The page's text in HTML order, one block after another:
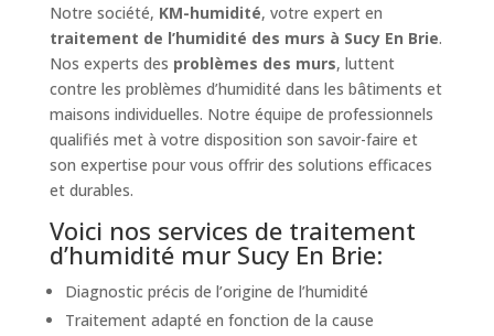
Notre société, KM-humidité, votre expert en
traitement de l’humidité des murs à Sucy En Brie.
Nos experts des problèmes des murs, luttent
contre les problèmes d’humidité dans les bâtiments et
maisons individuelles. Notre équipe de professionnels
qualifiés met à votre disposition son savoir-faire et
son expertise pour vous offrir des solutions efficaces
et durables.
Voici nos services de traitement
d’humidité mur Sucy En Brie:
Diagnostic précis de l’origine de l’humidité
Traitement adapté en fonction de la cause